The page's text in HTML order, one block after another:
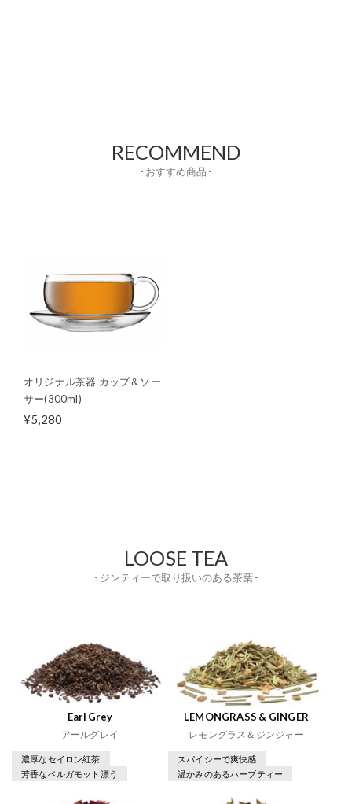
RECOMMEND
- おすすめ商品 -
オリジナル茶器 カップ＆ソー
サー(300ml)
¥5,280
LOOSE TEA
- ジンティーで取り扱いのある茶葉 -
Earl Grey
アールグレイ
濃厚なセイロン紅茶
芳香なベルガモット漂う
LEMONGRASS & GINGER
レモングラス＆ジンジャー
スパイシーで爽快感
温かみのあるハーブティー